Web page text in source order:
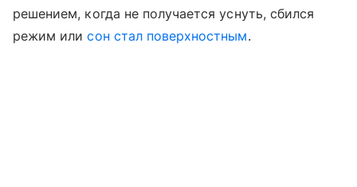
решением, когда не получается уснуть, сбился
режим илисон стал поверхностным.